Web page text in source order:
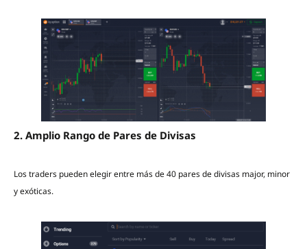
2. Amplio Rango de Pares de Divisas
Los traders pueden elegir entre más de 40 pares de divisas major, minor
y exóticas.